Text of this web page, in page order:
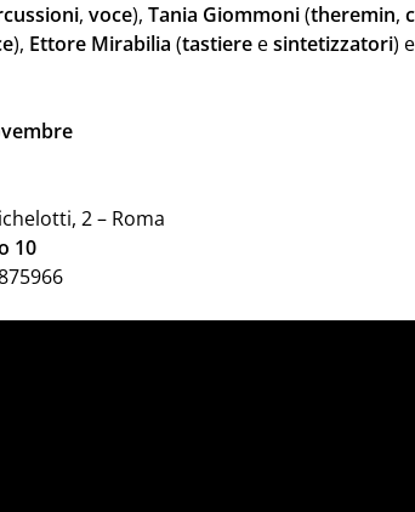
, voce), Tania Giommoni(theremin,
), Ettore Mirabilia (tastiere esintetizzatori) e
2 – Roma
10